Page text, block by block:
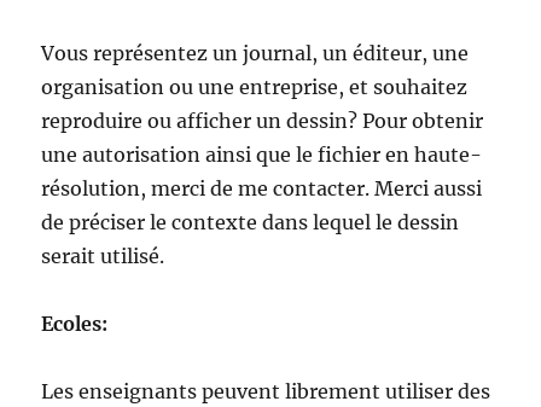
Vous représentez un journal, un éditeur, une
organisation ou une entreprise, et souhaitez
reproduire ou afficher un dessin? Pour obtenir
une autorisation ainsi que le fichier en haute-
résolution, merci de me contacter. Merci aussi
de préciser le contexte dans lequel le dessin
serait utilisé.
Ecoles:
Les enseignants peuvent librement utiliser des